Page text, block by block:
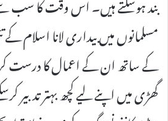
مسلمانوں میں بیداری لانا اسلام
کے ساتھ ان کے اعمال کا درست
گھڑی میں اپنے لیے کچھ بہتر تدبیر